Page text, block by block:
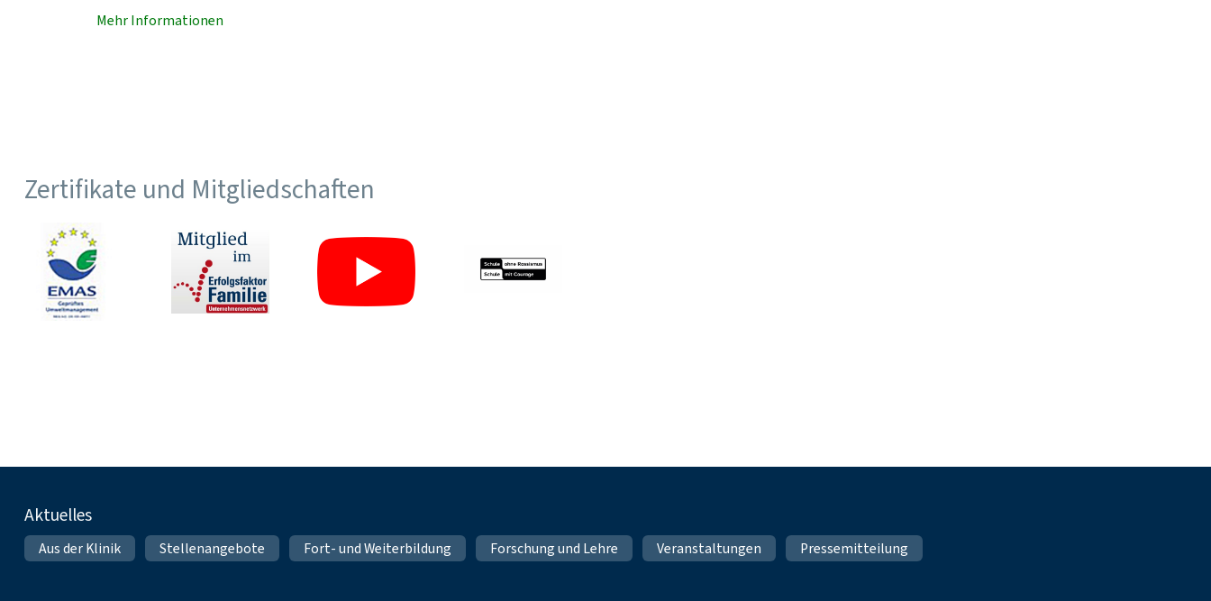
Mehr Informationen
Zertifikate und Mitgliedschaften
Fußnavigation
Aktuelles
Aus der Klinik Stellenangebote Fort- und Weiterbildung Forschung und Lehre Veranstaltungen Pressemitteilung